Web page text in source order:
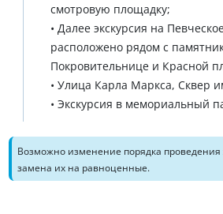
смотровую площадку;
• Далее экскурсия на
расположено рядом с
Покровительнице и Красной
• Улица Карла Маркса, Сквер
• Экскурсия в мемориальный
Возможно изменение порядка проведения
замена их на равноценные.